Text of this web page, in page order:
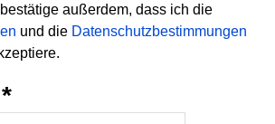
außerdem, dass ich die
und die Datenschutzbestimmungen
*